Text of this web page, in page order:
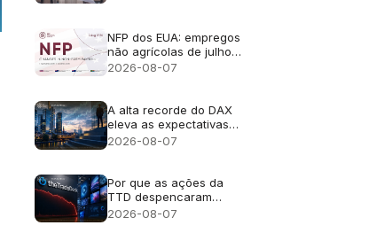
da IA
NFP dos EUA: empregos
não agrícolas de julho
de 2026 - Anterior: 57
2026-08-07
A alta recorde do DAX
eleva as expectativas
de lucros para as ações
2026-08-07
Por que as ações da
TTD despencaram
quase 30% após a
2026-08-07